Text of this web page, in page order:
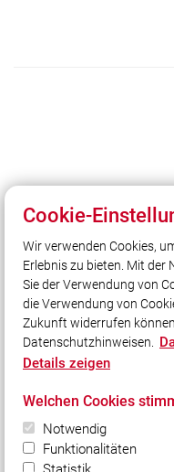
Unser Leitsatz
Freiwillige Feuerwehr
Wiesenweg 2
92339 Beilngries
Tel: 08461/8656
E-Mail: info@ff-
Quicklinks
LFV Bayern
Cookie-
Wir verwenden Cookies,
Erlebnis zu bieten. Mit der
Sie der Verwendung von
die Verwendung von
Zukunft widerrufen
Datenschutzhinweisen.
Details zeigen
Welchen Cookies
Notwendig
Funktionalitäten